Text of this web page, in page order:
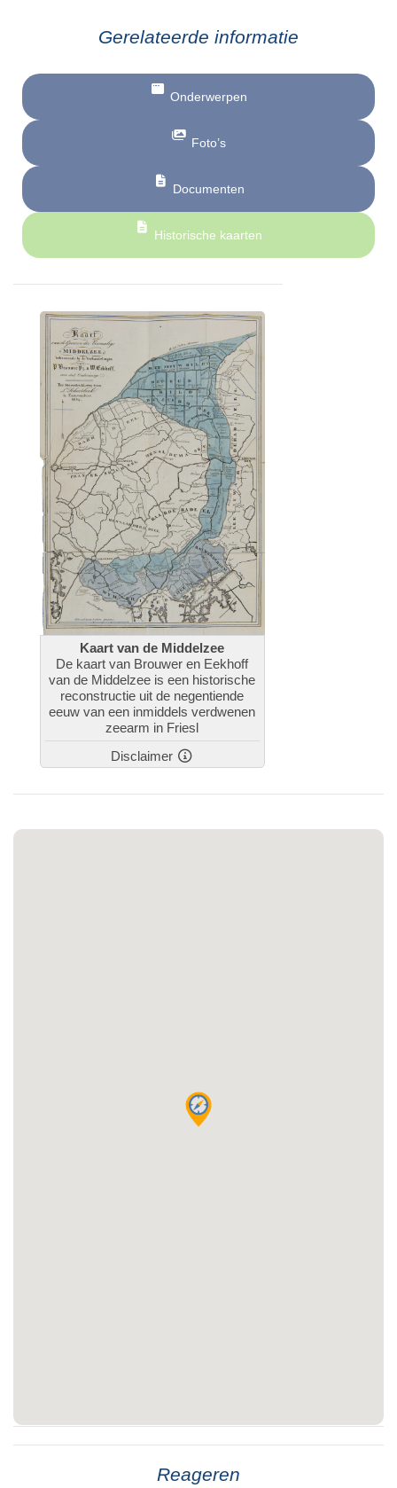
Gerelateerde informatie
Onderwerpen
Foto’s
Documenten
Historische kaarten
Kaart van de Middelzee
De kaart van Brouwer en Eekhoff
van de Middelzee is een historische
reconstructie uit de negentiende
eeuw van een inmiddels verdwenen
zeearm in Friesl
Disclaimer
Reageren